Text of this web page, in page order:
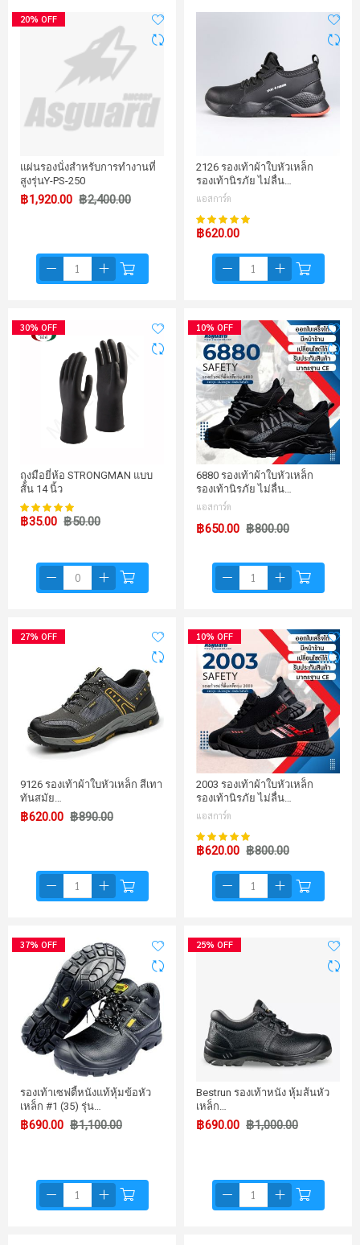
20% OFF
แผ่นรองนั่งสำหรับการทำงานที่
สูงรุ่นY-PS-250
฿1,920.00 ฿2,400.00
2126 รองเท้าผ้าใบหัวเหล็ก
รองเท้านิรภัย ไม่ลื่น…
แอสการ์ด
คะแนน:
฿620.00
30% OFF
ถุงมือยี่ห้อ STRONGMAN แบบ
สั้น 14 นิ้ว
คะแนน:
฿35.00 ฿50.00
10% OFF
6880 รองเท้าผ้าใบหัวเหล็ก
รองเท้านิรภัย ไม่ลื่น…
แอสการ์ด
฿650.00 ฿800.00
27% OFF
9126 รองเท้าผ้าใบหัวเหล็ก สีเทา
ทันสมัย…
฿620.00 ฿890.00
10% OFF
2003 รองเท้าผ้าใบหัวเหล็ก
รองเท้านิรภัย ไม่ลื่น…
แอสการ์ด
คะแนน:
฿620.00 ฿800.00
37% OFF
รองเท้าเซฟตี้หนังแท้หุ้มข้อหัว
เหล็ก #1 (35) รุ่น…
฿690.00 ฿1,100.00
25% OFF
Bestrun รองเท้าหนัง หุ้มส้นหัว
เหล็ก…
฿690.00 ฿1,000.00